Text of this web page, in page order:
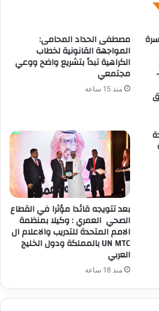
مصطفى الحداد المحامى:
المواجهة القانونية لخطاب
الكراهية تبدأ بتشريع واضح ووعي
مجتمعي
منذ 15 ساعة
بعد تتويجه قائدا مؤثرا في القطاع
الصحي العمري : وكيلا بمنظمة
الامم المتحدة للتدريب والاعلام ال
UN MTC بالمملكة ودول الخليج
العربي
منذ 18 ساعة